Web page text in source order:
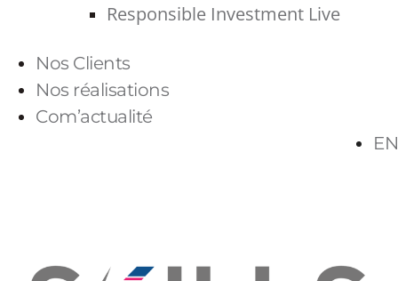
Responsible Investment Live
Nos Clients
Nos réalisations
Com’actualité
EN